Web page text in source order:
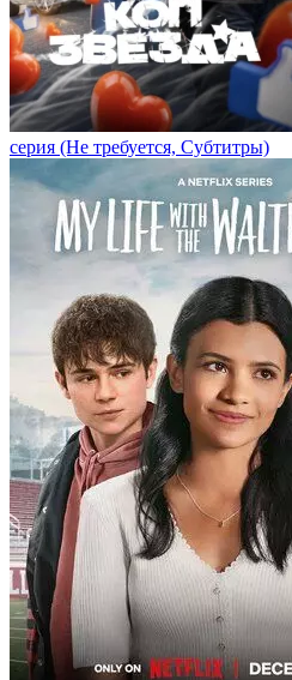
серия (Не требуется, Субтитры)